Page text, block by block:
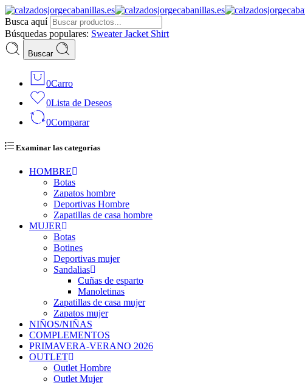
Busca aquí
Búsquedas populares: SweaterJacket Shirt
Buscar
0Carro
0Lista de Deseos
0Comparar
Examinar las categorías
HOMBRE
Botas
Zapatos hombre
Deportivas Hombre
Zapatillas de casa hombre
MUJER
Botas
Botines
Deportivas mujer
Sandalias
Cuñas de esparto
Manoletinas
Zapatillas de casa mujer
Zapatos mujer
NIÑOS/NIÑAS
COMPLEMENTOS
PRIMAVERA-VERANO 2026
OUTLET
Outlet Hombre
Outlet Mujer